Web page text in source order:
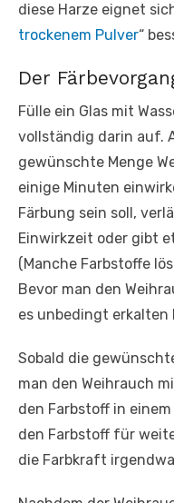
diese Harze eignet
trockenem Pulver“
Der
Fülle ein Glas mit
vollständig darin auf.
gewünschte Menge
einige Minuten
Färbung sein soll,
Einwirkzeit oder gibt
(Manche Farbstoffe
Bevor man den
es unbedingt erkalten
Sobald die
man den Weihrauch
den Farbstoff in
den Farbstoff für
die Farbkraft